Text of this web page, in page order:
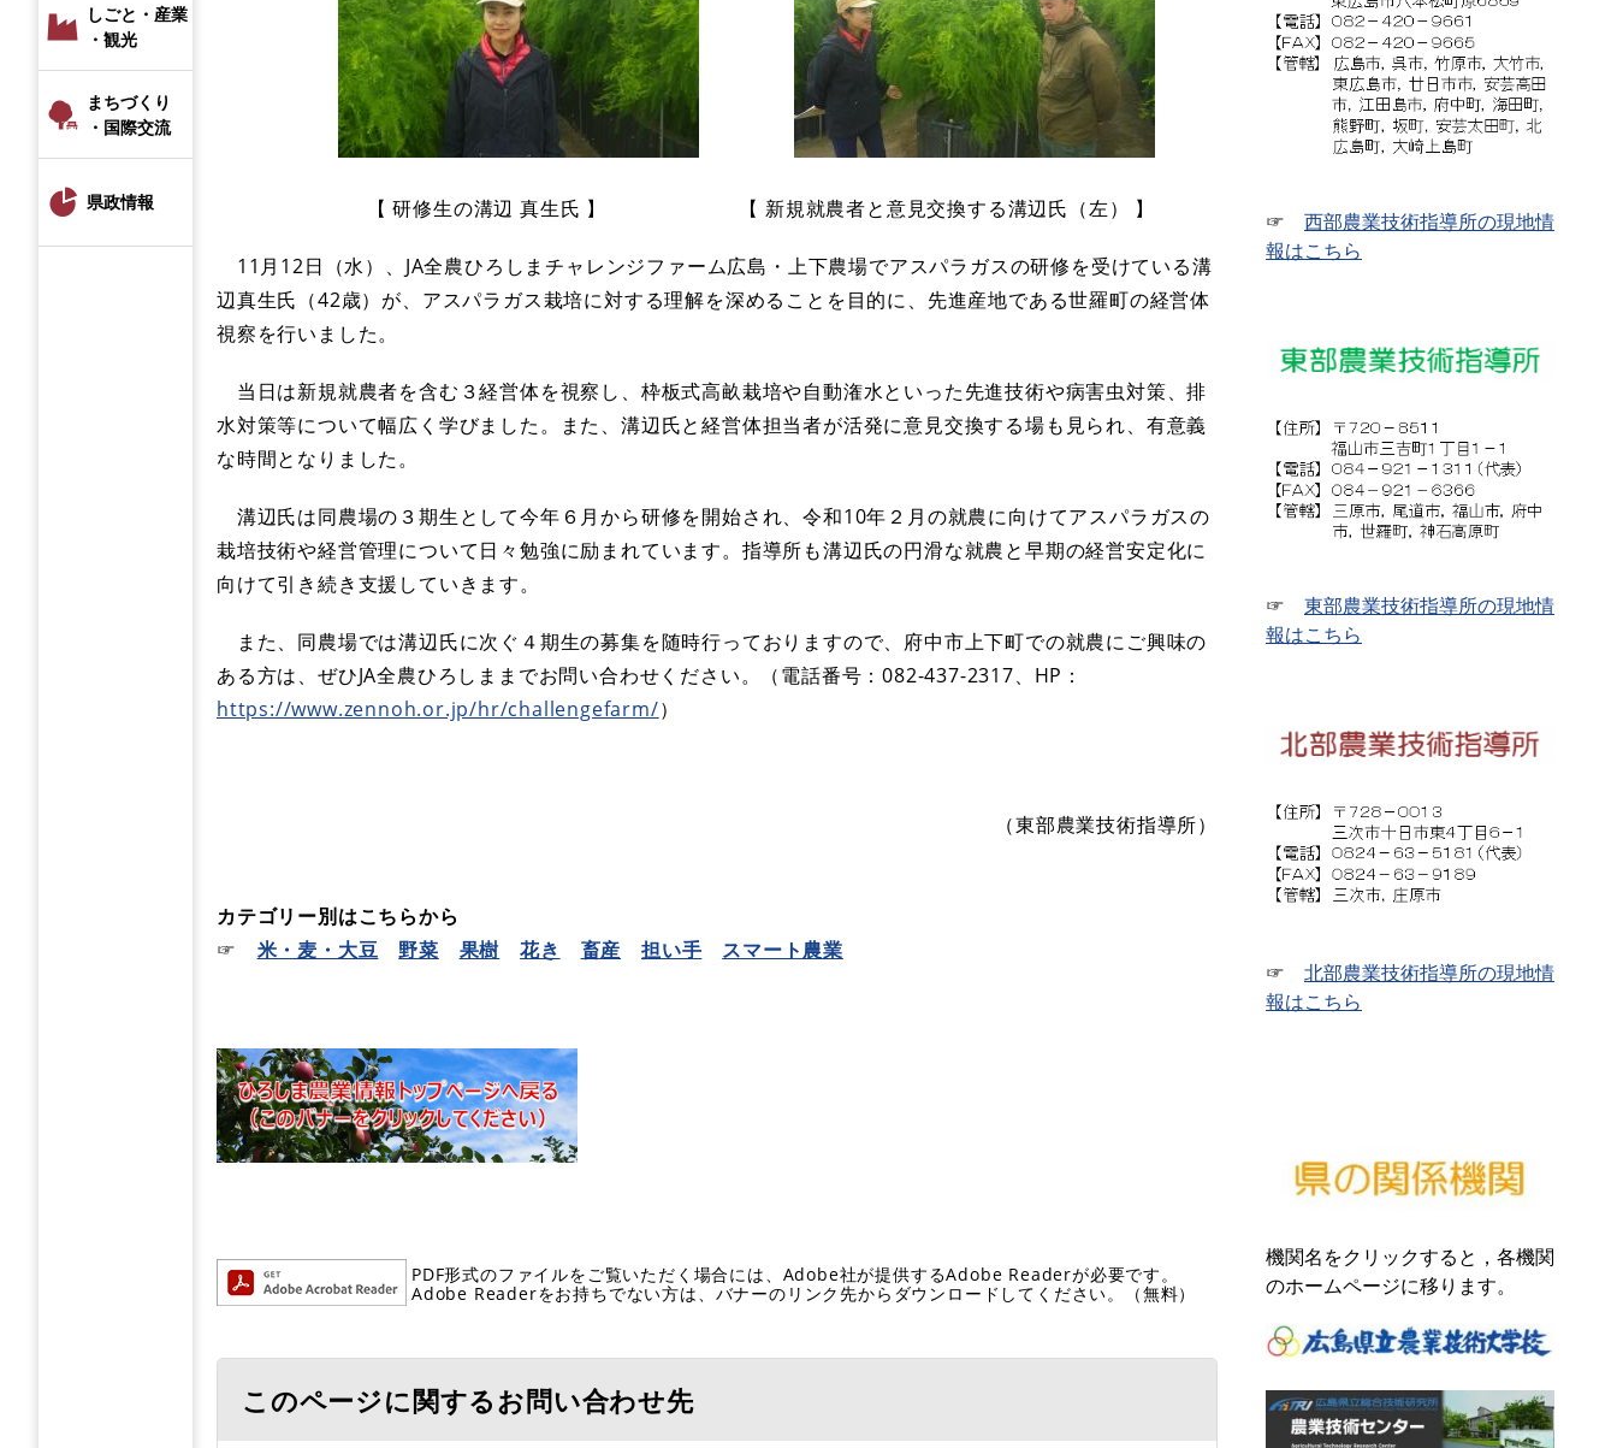
しごと・産業
・観光
まちづくり
・国際交流
県政情報 【 研修生の溝辺 真生氏​ 】 【 新規就農者と意見交換する溝辺氏（左） 】
11月12日（水）、JA全農ひろしまチャレンジファーム広島・上下農場でアスパラガスの研修を受けている溝
辺真生氏（42歳）が、アスパラガス栽培に対する理解を深めることを目的に、先進産地である世羅町の経営体
視察を行いました。
当日は新規就農者を含む３経営体を視察し、枠板式高畝栽培や自動潅水といった先進技術や病害虫対策、排
水対策等について幅広く学びました。また、溝辺氏と経営体担当者が活発に意見交換する場も見られ、有意義
な時間となりました。
溝辺氏は同農場の３期生として今年６月から研修を開始され、令和10年２月の就農に向けてアスパラガスの
栽培技術や経営管理について日々勉強に励まれています。指導所も溝辺氏の円滑な就農と早期の経営安定化に
向けて引き続き支援していきます。
また、同農場では溝辺氏に次ぐ４期生の募集を随時行っておりますので、府中市上下町での就農にご興味の
ある方は、ぜひJA全農ひろしままでお問い合わせください。（電話番号：082-437-2317、HP：
https://www.zennoh.or.jp/hr/challengefarm/）
（東部農業技術指導所）
カテゴリー別はこちらから
☞ 米・麦・大豆 野菜 果樹 花き 畜産 担い手 スマート農業
PDF形式のファイルをご覧いただく場合には、Adobe社が提供するAdobe Readerが必要です。
Adobe Readerをお持ちでない方は、バナーのリンク先からダウンロードしてください。（無料）
このページに関するお問い合わせ先
☞ 西部農業技術指導所の現地情
報はこちら
☞ 東部農業技術指導所の現地情
報はこちら
☞ 北部農業技術指導所の現地情
報はこちら
機関名をクリックすると，各機関
のホームページに移ります。